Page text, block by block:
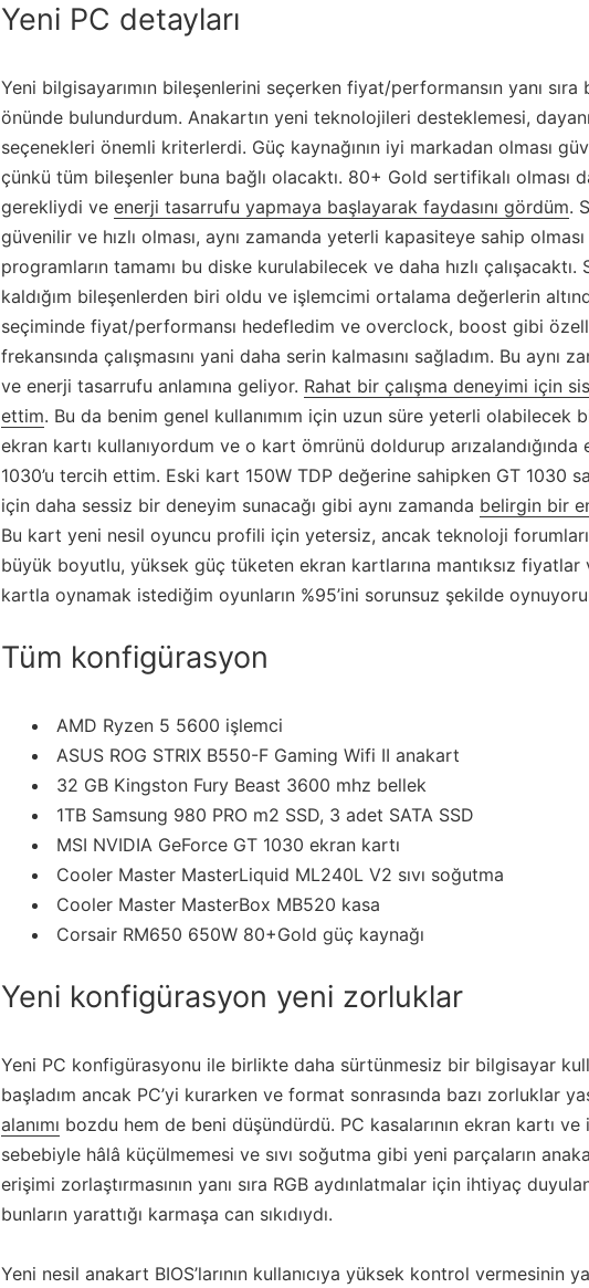
Yeni PC detayları
Yeni bilgisayarımın bileşenlerini seçerken fiyat/performansın yanı
önünde bulundurdum. Anakartın yeni teknolojileri desteklemesi,
seçenekleri önemli kriterlerdi. Güç kaynağının iyi markadan olması
çünkü tüm bileşenler buna bağlı olacaktı. 80+ Gold sertifikalı olması
gerekliydi ve enerji tasarrufu yapmaya başlayarak faydasını gördüm.
güvenilir ve hızlı olması, aynı zamanda yeterli kapasiteye sahip
programların tamamı bu diske kurulabilecek ve daha hızlı çalışacaktı.
kaldığım bileşenlerden biri oldu ve işlemcimi ortalama değerlerin
seçiminde fiyat/performansı hedefledim ve overclock, boost gibi
frekansında çalışmasını yani daha serin kalmasını sağladım. Bu aynı
ve enerji tasarrufu anlamına geliyor. Rahat bir çalışma deneyimi için
ettim. Bu da benim genel kullanımım için uzun süre yeterli olabilecek
ekran kartı kullanıyordum ve o kart ömrünü doldurup
1030’u tercih ettim. Eski kart 150W TDP değerine sahipken GT 1030
için daha sessiz bir deneyim sunacağı gibi aynı zamanda belirgin bir
Bu kart yeni nesil oyuncu profili için yetersiz, ancak teknoloji
büyük boyutlu, yüksek güç tüketen ekran kartlarına mantıksız fiyatlar
kartla oynamak istediğim oyunların %95’ini sorunsuz şekilde
Tüm konfigürasyon
AMD Ryzen 5 5600 işlemci
ASUS ROG STRIX B550-F Gaming Wifi II anakart
32 GB Kingston Fury Beast 3600 mhz bellek
1TB Samsung 980 PRO m2 SSD, 3 adet SATA SSD
MSI NVIDIA GeForce GT 1030 ekran kartı
Cooler Master MasterLiquid ML240L V2 sıvı soğutma
Cooler Master MasterBox MB520 kasa
Corsair RM650 650W 80+Gold güç kaynağı
Yeni konfigürasyon yeni zorluklar
Yeni PC konfigürasyonu ile birlikte daha sürtünmesiz bir bilgisayar
başladım ancak PC’yi kurarken ve format sonrasında bazı zorluklar
alanımı bozdu hem de beni düşündürdü. PC kasalarının ekran kartı
sebebiyle hâlâ küçülmemesi ve sıvı soğutma gibi yeni parçaların
erişimi zorlaştırmasının yanı sıra RGB aydınlatmalar için ihtiyaç
bunların yarattığı karmaşa can sıkıdıydı.
Yeni nesil anakart BIOS’larının kullanıcıya yüksek kontrol vermesinin